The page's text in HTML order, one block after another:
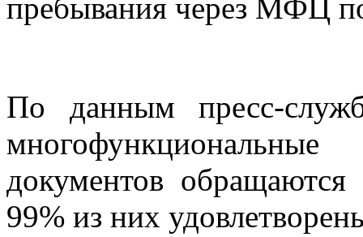
пребывания через МФЦ
По данным пресс-
документов
99% из них